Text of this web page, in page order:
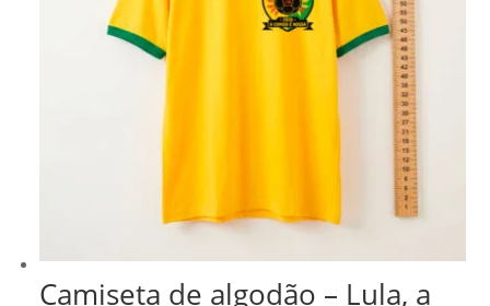
Camiseta de algodão – Lula, a